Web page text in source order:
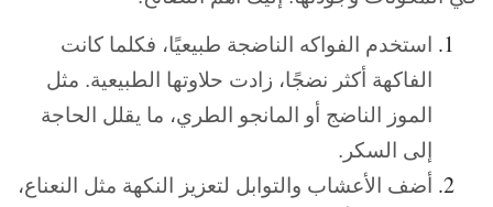
استخدم الفواكه الناضجة طبيعيًا، فكلما كانت
الفاكهة أكثر نضجًا، زادت حلاوتها الطبيعية. مثل
الموز الناضج أو المانجو الطري، ما يقلل الحاجة
إلى السكر.
أضف الأعشاب والتوابل لتعزيز النكهة مثل النعناع،